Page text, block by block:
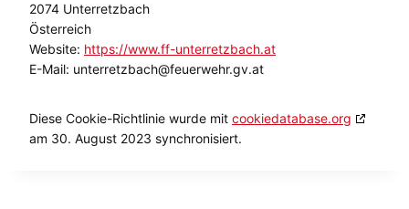
2074 Unterretzbach
Österreich
Website: https://www.ff-unterretzbach.at
E-Mail: unterretzbach@feuerwehr.gv.at
Diese Cookie-Richtlinie wurde mit cookiedatabase.org
am 30. August 2023 synchronisiert.